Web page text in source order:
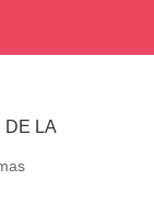
DE LA